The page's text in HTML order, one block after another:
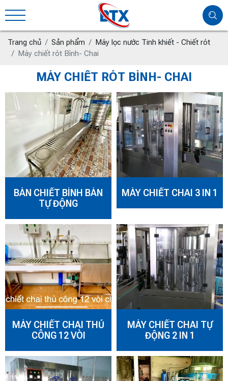
Trang chủ Sản phẩm
Máy lọc nước Tinh khiết - Chiết rót
Máy chiết rót Bình- Chai
MÁY CHIẾT RÓT BÌNH- CHAI
BÀN CHIẾT BÌNH BÁN
TỰ ĐỘNG
MÁY CHIẾT CHAI 3 IN 1
MÁY CHIẾT CHAI THỦ
CÔNG 12 VÒI
MÁY CHIẾT CHAI TỰ
ĐỘNG 2 IN 1